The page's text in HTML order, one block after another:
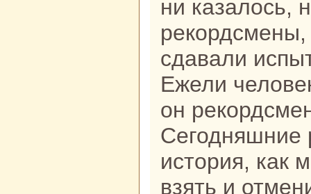
ни казалось,
сдавали
Ежели
он
Сегодняшние
история, как
взять и